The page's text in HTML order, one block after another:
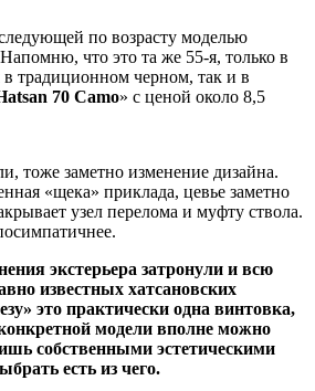
по возрасту моделью
что это та же 55-я, только в
традиционном черном, так и в
70 Camo» с ценой около 8,5
тоже заметно изменение дизайна.
«щека» приклада, цевье заметно
узел перелома и муфту ствола.
экстерьера затронули и всю
известных хатсановских
это практически одна винтовка,
модели вполне можно
собственными эстетическими
есть из чего.